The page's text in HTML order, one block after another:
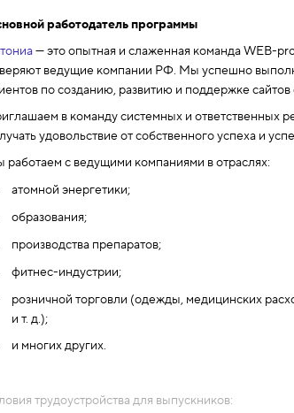
работодатель программы
— это опытная и слаженная команда WEB-
ведущие компании РФ. Мы успешно
по созданию, развитию и поддержке сайтов
в команду системных и ответственных
удовольствие от собственного успеха и
работаем с ведущими компаниями в отраслях:
атомной энергетики;
образования;
производства препаратов;
фитнес-индустрии;
розничной торговли (одежды, медицинских
и т. д.);
и многих других.
трудоустройства для выпускников: